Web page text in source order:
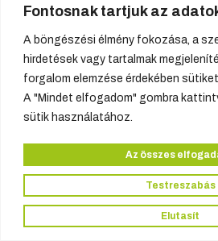
Fontosnak tartjuk az
A böngészési élmény fokozása, a
hirdetések vagy tartalmak
forgalom elemzése érdekében
A "Mindet elfogadom" gombra
sütik használatához.
Testreszabás
Elutasít
Az összes